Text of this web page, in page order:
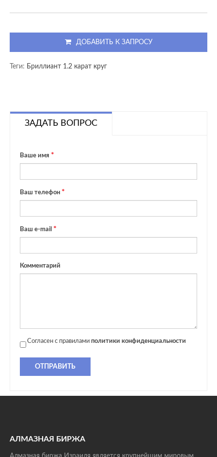
ДОБАВИТЬ К ЗАПРОСУ
Теги: Бриллиант 1.2 карат круг
ЗАДАТЬ ВОПРОС
Ваше имя
Ваш телефон
Ваш e-mail
Комментарий
Согласен с правилами политики конфиденциальности
ОТПРАВИТЬ
АЛМАЗНАЯ БИРЖА